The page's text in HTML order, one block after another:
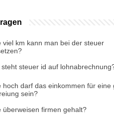
viel km kann man bei der steuer
steht steuer id auf
hoch darf das einkommen für eine
sein?
überweisen firmen gehalt?